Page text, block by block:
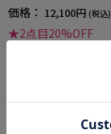
価格： 12,100円 (税込)
★2点目20%OFF